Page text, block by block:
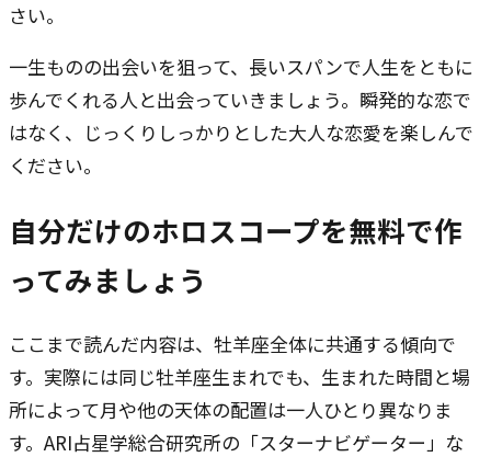
さい。
一生ものの出会いを狙って、長いスパンで人生をともに
歩んでくれる人と出会っていきましょう。瞬発的な恋で
はなく、じっくりしっかりとした大人な恋愛を楽しんで
ください。
自分だけのホロスコープを無料で作
ってみましょう
ここまで読んだ内容は、牡羊座全体に共通する傾向で
す。実際には同じ牡羊座生まれでも、生まれた時間と場
所によって月や他の天体の配置は一人ひとり異なりま
す。ARI占星学総合研究所の「スターナビゲーター」な